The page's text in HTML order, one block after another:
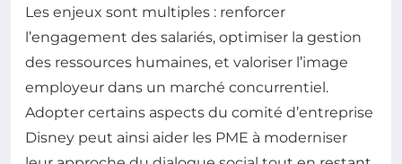
Les enjeux sont multiples : renforcer
l’engagement des salariés, optimiser la gestion
des ressources humaines, et valoriser l’image
employeur dans un marché concurrentiel.
Adopter certains aspects du comité d’entreprise
Disney peut ainsi aider les PME à moderniser